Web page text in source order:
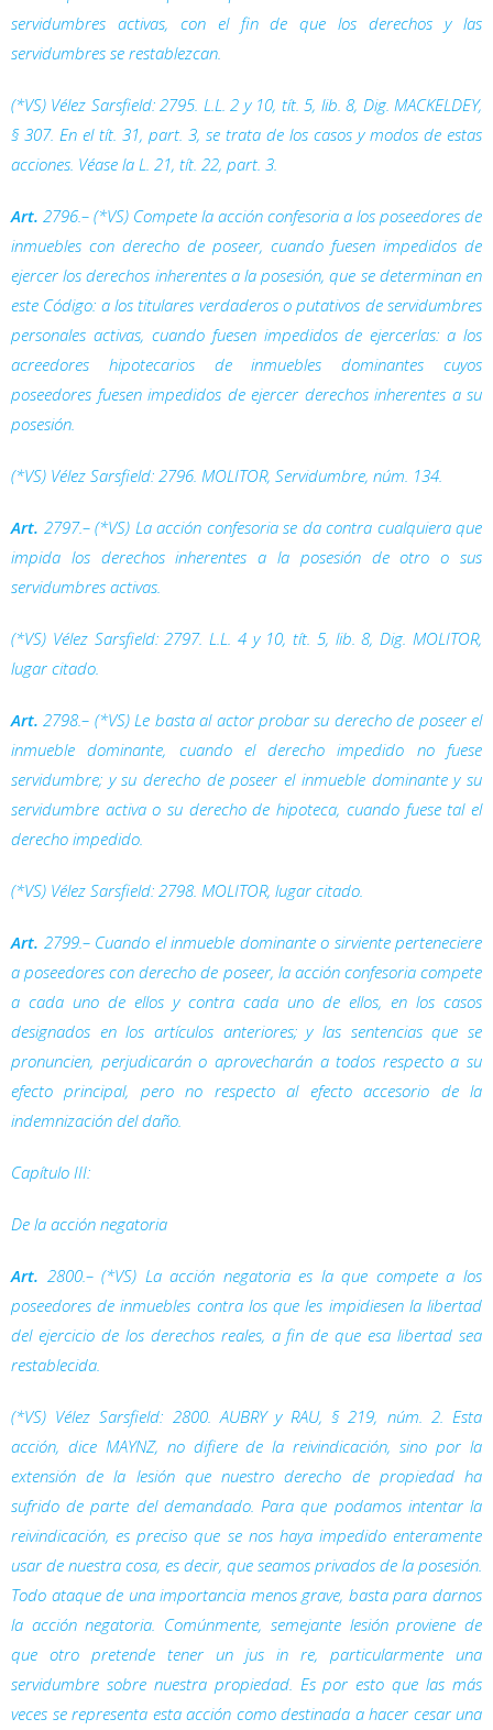
servidumbres activas, con el fin de que los derechos y las
servidumbres se restablezcan.
(*VS) Vélez Sarsfield: 2795. L.L. 2 y 10, tít. 5, lib. 8, Dig. MACKELDEY,
§ 307. En el tít. 31, part. 3, se trata de los casos y modos de estas
acciones. Véase la L. 21, tít. 22, part. 3.
Art. 2796.– (*VS) Compete la acción confesoria a los poseedores de
inmuebles con derecho de poseer, cuando fuesen impedidos de
ejercer los derechos inherentes a la posesión, que se determinan en
este Código: a los titulares verdaderos o putativos de servidumbres
personales activas, cuando fuesen impedidos de ejercerlas: a los
acreedores hipotecarios de inmuebles dominantes cuyos
poseedores fuesen impedidos de ejercer derechos inherentes a su
posesión.
(*VS) Vélez Sarsfield: 2796. MOLITOR, Servidumbre, núm. 134.
Art. 2797.– (*VS) La acción confesoria se da contra cualquiera que
impida los derechos inherentes a la posesión de otro o sus
servidumbres activas.
(*VS) Vélez Sarsfield: 2797. L.L. 4 y 10, tít. 5, lib. 8, Dig. MOLITOR,
lugar citado.
Art. 2798.– (*VS) Le basta al actor probar su derecho de poseer el
inmueble dominante, cuando el derecho impedido no fuese
servidumbre; y su derecho de poseer el inmueble dominante y su
servidumbre activa o su derecho de hipoteca, cuando fuese tal el
derecho impedido.
(*VS) Vélez Sarsfield: 2798. MOLITOR, lugar citado.
Art. 2799.– Cuando el inmueble dominante o sirviente perteneciere
a poseedores con derecho de poseer, la acción confesoria compete
a cada uno de ellos y contra cada uno de ellos, en los casos
designados en los artículos anteriores; y las sentencias que se
pronuncien, perjudicarán o aprovecharán a todos respecto a su
efecto principal, pero no respecto al efecto accesorio de la
indemnización del daño.
Capítulo III:
De la acción negatoria
Art. 2800.– (*VS) La acción negatoria es la que compete a los
poseedores de inmuebles contra los que les impidiesen la libertad
del ejercicio de los derechos reales, a fin de que esa libertad sea
restablecida.
(*VS) Vélez Sarsfield: 2800. AUBRY y RAU, § 219, núm. 2. Esta
acción, dice MAYNZ, no difiere de la reivindicación, sino por la
extensión de la lesión que nuestro derecho de propiedad ha
sufrido de parte del demandado. Para que podamos intentar la
reivindicación, es preciso que se nos haya impedido enteramente
usar de nuestra cosa, es decir, que seamos privados de la posesión.
Todo ataque de una importancia menos grave, basta para darnos
la acción negatoria. Comúnmente, semejante lesión proviene de
que otro pretende tener un jus in re, particularmente una
servidumbre sobre nuestra propiedad. Es por esto que las más
veces se representa esta acción como destinada a hacer cesar una